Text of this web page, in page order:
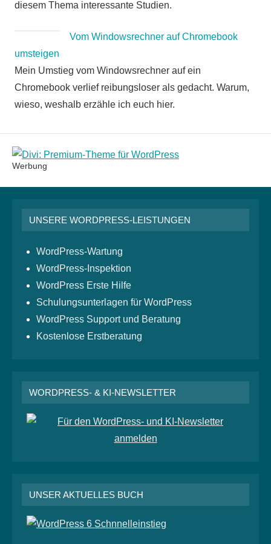
diesem Thema interessante Studien.
Vom Windowsrechner auf Chromebook
umsteigen
Mein Umstieg vom Windowsrechner auf ein
Chromebook verlief reibungsloser als gedacht. Warum,
wieso, weshalb erzähle ich euch hier.
Werbung
UNSERE WORDPRESS-LEISTUNGEN
WordPress-Wartung
WordPress-Inspektion
WordPress Erste Hilfe
Schulungsunterlagen für WordPress
WordPress Support und Beratung
Kostenlose Erstberatung
WORDPRESS- & KI-NEWSLETTER
UNSER AKTUELLES BUCH